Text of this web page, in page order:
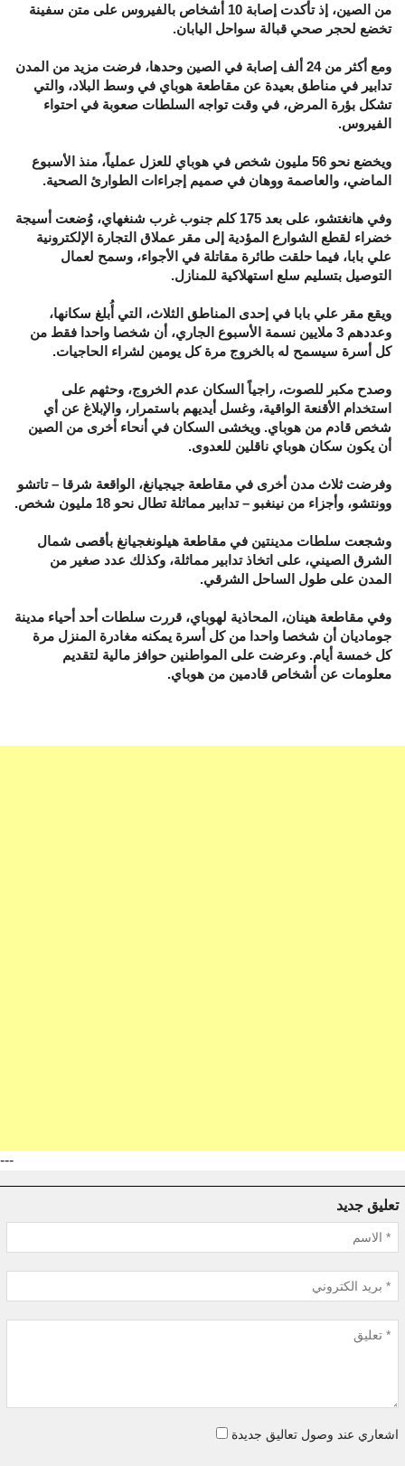
من الصين، إذ تأكدت إصابة 10 أشخاص بالفيروس على متن سفينة
تخضع لحجر صحي قبالة سواحل اليابان.
ومع أكثر من 24 ألف إصابة في الصين وحدها، فرضت مزيد من المدن
تدابير في مناطق بعيدة عن مقاطعة هوباي في وسط البلاد، والتي
تشكل بؤرة المرض، في وقت تواجه السلطات صعوبة في احتواء
الفيروس.
ويخضع نحو 56 مليون شخص في هوباي للعزل عملياً، منذ الأسبوع
الماضي، والعاصمة ووهان في صميم إجراءات الطوارئ الصحية.
وفي هانغتشو، على بعد 175 كلم جنوب غرب شنغهاي، وُضعت أسيجة
خضراء لقطع الشوارع المؤدية إلى مقر عملاق التجارة الإلكترونية
علي بابا، فيما حلقت طائرة مقاتلة في الأجواء، وسمح لعمال
التوصيل بتسليم سلع استهلاكية للمنازل.
ويقع مقر علي بابا في إحدى المناطق الثلاث، التي أُبلغ سكانها،
وعددهم 3 ملايين نسمة الأسبوع الجاري، أن شخصا واحدا فقط من
كل أسرة سيسمح له بالخروج مرة كل يومين لشراء الحاجيات.
وصدح مكبر للصوت، راجياً السكان عدم الخروج، وحثهم على
استخدام الأقنعة الواقية، وغسل أيديهم باستمرار، والإبلاغ عن أي
شخص قادم من هوباي. ويخشى السكان في أنحاء أخرى من الصين
أن يكون سكان هوباي ناقلين للعدوى.
وفرضت ثلاث مدن أخرى في مقاطعة جيجيانغ، الواقعة شرقا – تاتشو
وونتشو، وأجزاء من نينغبو – تدابير مماثلة تطال نحو 18 مليون شخص.
وشجعت سلطات مدينتين في مقاطعة هيلونغجيانغ بأقصى شمال
الشرق الصيني، على اتخاذ تدابير مماثلة، وكذلك عدد صغير من
المدن على طول الساحل الشرقي.
وفي مقاطعة هينان، المحاذية لهوباي، قررت سلطات أحد أحياء مدينة
جوماديان أن شخصا واحدا من كل أسرة يمكنه مغادرة المنزل مرة
كل خمسة أيام. وعرضت على المواطنين حوافز مالية لتقديم
معلومات عن أشخاص قادمين من هوباي.
---
تعليق جديد
اشعاري عند وصول تعاليق جديدة